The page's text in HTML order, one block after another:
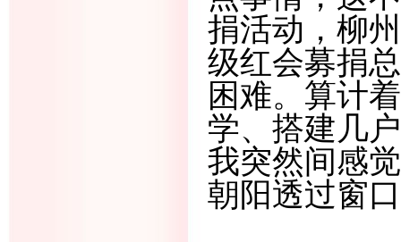
捐活动，柳
级红会募捐
困难。算计
学、搭建几
我突然间感
朝阳透过窗